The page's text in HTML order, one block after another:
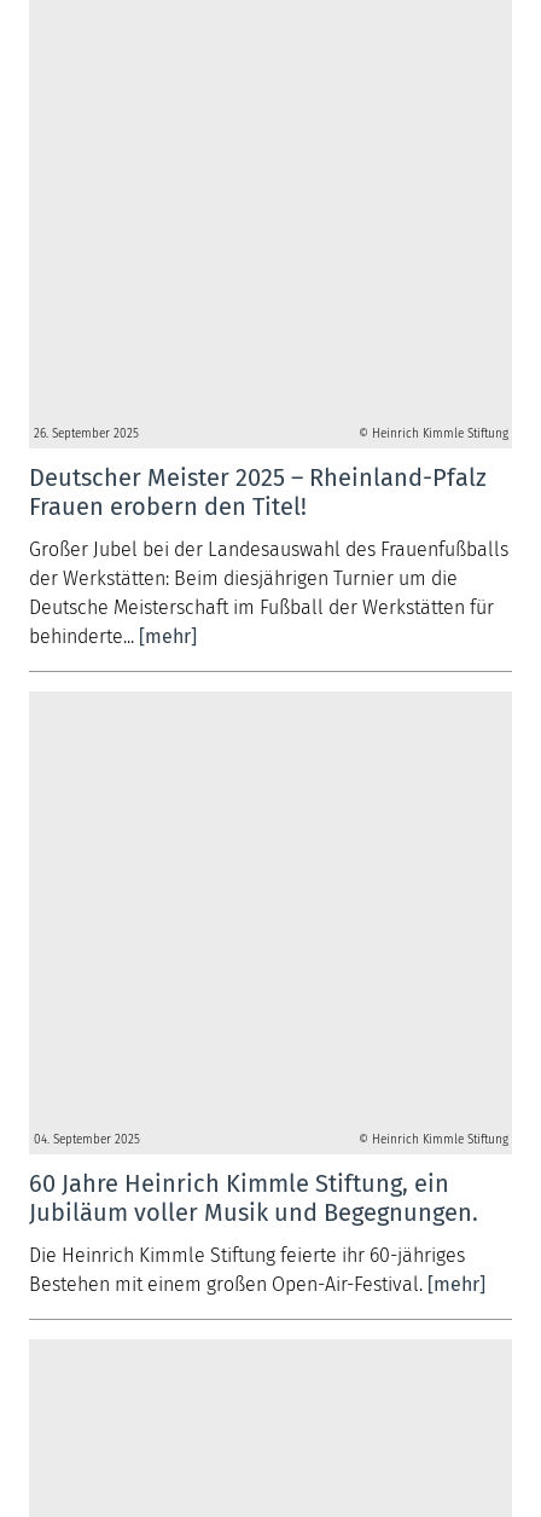
26. September 2025 © Heinrich Kimmle Stiftung
Deutscher Meister 2025 – Rheinland-Pfalz
Frauen erobern den Titel!
Großer Jubel bei der Landesauswahl des Frauenfußballs
der Werkstätten: Beim diesjährigen Turnier um die
Deutsche Meisterschaft im Fußball der Werkstätten für
behinderte... [mehr]
04. September 2025 © Heinrich Kimmle Stiftung
60 Jahre Heinrich Kimmle Stiftung, ein
Jubiläum voller Musik und Begegnungen.
Die Heinrich Kimmle Stiftung feierte ihr 60-jähriges
Bestehen mit einem großen Open-Air-Festival. [mehr]